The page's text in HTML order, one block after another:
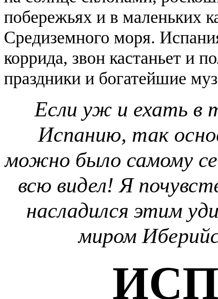
побережьях и в маленьких
Средиземного моря.
коррида, звон кастаньет и
праздники и богатейшие
Если уж и ехать в
Испанию, так
можно было самому
всю видел! Я
насладился этим
миром